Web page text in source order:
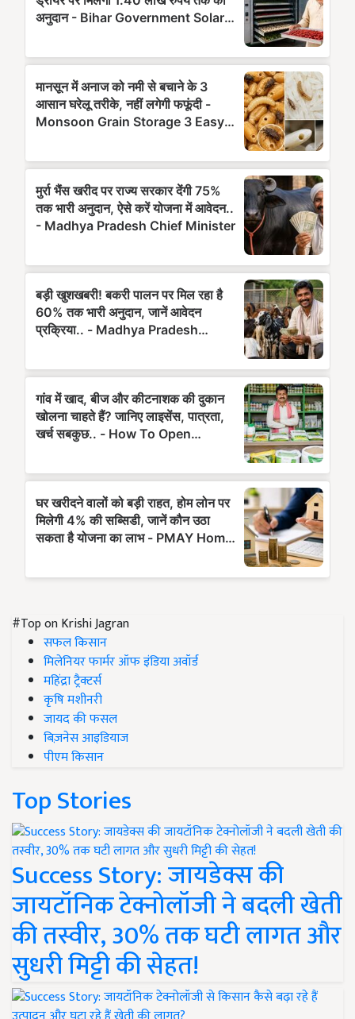
#Top on Krishi Jagran
सफल किसान
मिलेनियर फार्मर ऑफ इंडिया अवॉर्ड
महिंद्रा ट्रैक्टर्स
कृषि मशीनरी
जायद की फसल
बिज़नेस आइडियाज
पीएम किसान
Top Stories
Success Story: जायडेक्स की
जायटॉनिक टेक्नोलॉजी ने बदली खेती
की तस्वीर, 30% तक घटी लागत और
सुधरी मिट्टी की सेहत!